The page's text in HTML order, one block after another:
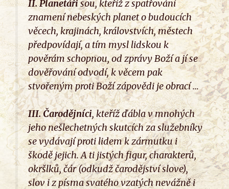
II.Planetářisou, kteříž z spatřování
znamení nebeských planet o budoucích
věcech, krajinách, královstvích, městech
předpovídají, a tím mysl lidskou k
pověrám schopnou, od zprávy Boží a jí se
dověřování odvodí, k věcem pak
stvořeným proti Boží zápovědi je obrací …
III.Čarodějníci, kteříž ďábla v mnohých
jeho nešlechetných skutcích za služebníky
se vydávají proti lidem k zármutku i
škodě jejich. A ti jistých figur, charakterů,
okršlků, čár (odkudž čarodějství slove),
slov i z písma svatého vzatých nevážně i